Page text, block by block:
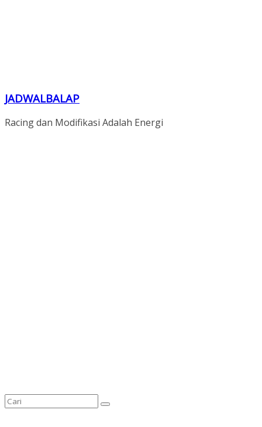
JADWALBALAP
Racing dan Modifikasi Adalah Energi